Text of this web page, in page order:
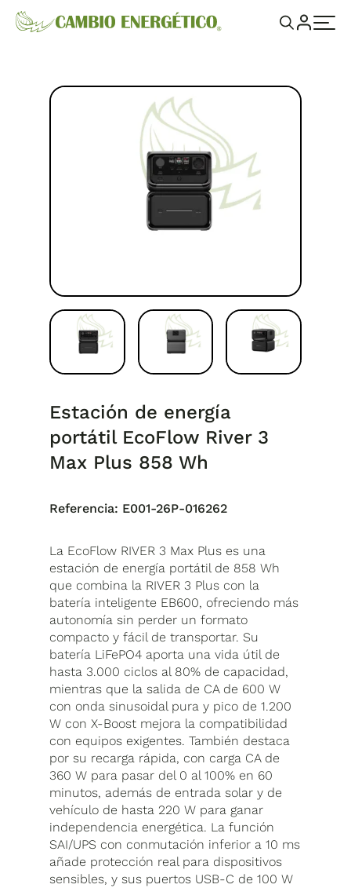
Estación de energía
portátil EcoFlow River 3
Max Plus 858 Wh
Referencia: E001-26P-016262
La EcoFlow RIVER 3 Max Plus es una
estación de energía portátil de 858 Wh
que combina la RIVER 3 Plus con la
batería inteligente EB600, ofreciendo más
autonomía sin perder un formato
compacto y fácil de transportar. Su
batería LiFePO4 aporta una vida útil de
hasta 3.000 ciclos al 80% de capacidad,
mientras que la salida de CA de 600 W
con onda sinusoidal pura y pico de 1.200
W con X-Boost mejora la compatibilidad
con equipos exigentes. También destaca
por su recarga rápida, con carga CA de
360 W para pasar del 0 al 100% en 60
minutos, además de entrada solar y de
vehículo de hasta 220 W para ganar
independencia energética. La función
SAI/UPS con conmutación inferior a 10 ms
añade protección real para dispositivos
sensibles, y sus puertos USB-C de 100 W